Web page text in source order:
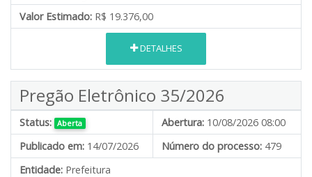
Valor Estimado: R$ 19.376,00
DETALHES
Pregão Eletrônico 35/2026
Status: Aberta Abertura: 10/08/2026 08:00
Publicado em: 14/07/2026 Número do processo: 479
Entidade: Prefeitura